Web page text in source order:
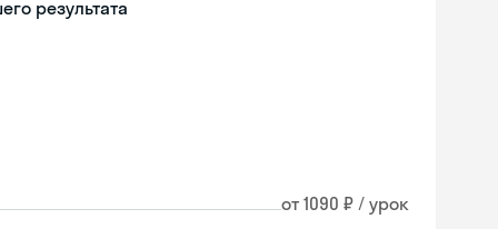
результата
от 1090 ₽ / урок